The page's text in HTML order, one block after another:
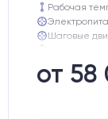
Рабочая
Шаговые
от